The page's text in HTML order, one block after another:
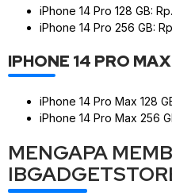
iPhone 14 Pro 128 GB:
iPhone 14 Pro 256 GB:
IPHONE 14 PRO MAX
iPhone 14 Pro Max 128
iPhone 14 Pro Max 256
MENGAPA